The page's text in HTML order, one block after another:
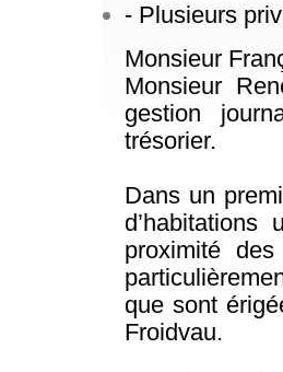
- Plusieurs
Monsieur
Monsieur
gestion
trésorier.
Dans un
proximité
que sont
Froidvau.